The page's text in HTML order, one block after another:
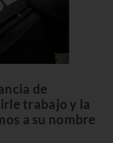
de
trabajo y la
a su nombre